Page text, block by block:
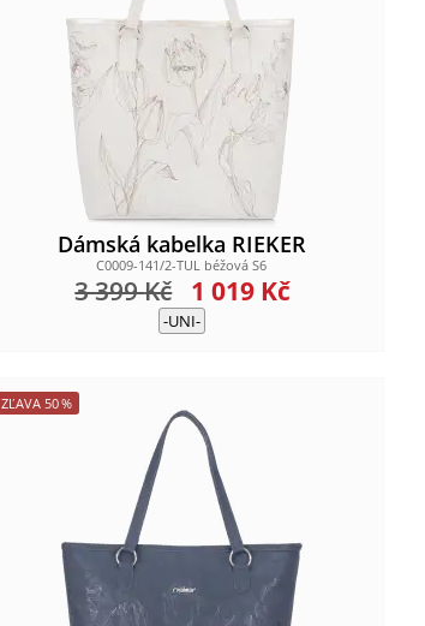
Dámská kabelka RIEKER
C0009-141/2-TUL béžová S6
1 019 Kč
3 399Kč
-UNI-
ZĽAVA 50%